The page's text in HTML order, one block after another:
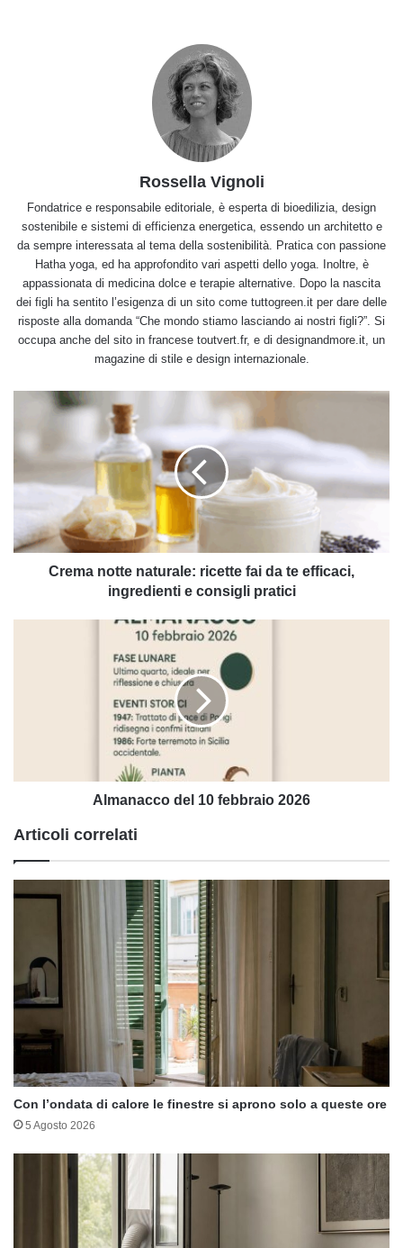
Rossella Vignoli
Fondatrice e responsabile editoriale, è esperta di bioedilizia, design
sostenibile e sistemi di efficienza energetica, essendo un architetto e
da sempre interessata al tema della sostenibilità. Pratica con passione
Hatha yoga, ed ha approfondito vari aspetti dello yoga. Inoltre, è
appassionata di medicina dolce e terapie alternative. Dopo la nascita
dei figli ha sentito l’esigenza di un sito come tuttogreen.it per dare delle
risposte alla domanda “Che mondo stiamo lasciando ai nostri figli?”. Si
occupa anche del sito in francese toutvert.fr, e di designandmore.it, un
magazine di stile e design internazionale.
naturale:
ricette
efficaci,
ingredienti
Crema notte naturale: ricette fai da te efficaci,
ingredienti e consigli pratici
Almanacco del 10 febbraio 2026
Articoli correlati
Con l’ondata di calore le finestre si aprono solo a queste ore
5 Agosto 2026